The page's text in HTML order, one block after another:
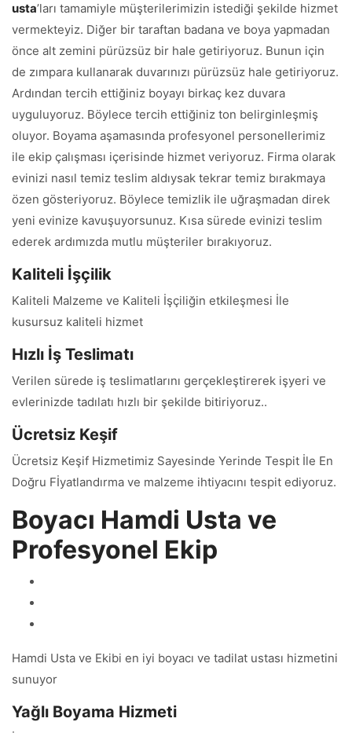
usta’ları tamamiyle müşterilerimizin istediği şekilde hizmet
vermekteyiz. Diğer bir taraftan badana ve boya yapmadan
önce alt zemini pürüzsüz bir hale getiriyoruz. Bunun için
de zımpara kullanarak duvarınızı pürüzsüz hale getiriyoruz.
Ardından tercih ettiğiniz boyayı birkaç kez duvara
uyguluyoruz. Böylece tercih ettiğiniz ton belirginleşmiş
oluyor. Boyama aşamasında profesyonel personellerimiz
ile ekip çalışması içerisinde hizmet veriyoruz. Firma olarak
evinizi nasıl temiz teslim aldıysak tekrar temiz bırakmaya
özen gösteriyoruz. Böylece temizlik ile uğraşmadan direk
yeni evinize kavuşuyorsunuz. Kısa sürede evinizi teslim
ederek ardımızda mutlu müşteriler bırakıyoruz.
Kaliteli İşçilik
Kaliteli Malzeme ve Kaliteli İşçiliğin etkileşmesi İle
kusursuz kaliteli hizmet
Hızlı İş Teslimatı
Verilen sürede iş teslimatlarını gerçekleştirerek işyeri ve
evlerinizde tadılatı hızlı bir şekilde bitiriyoruz..
Ücretsiz Keşif
Ücretsiz Keşif Hizmetimiz Sayesinde Yerinde Tespit İle En
Doğru Fİyatlandırma ve malzeme ihtiyacını tespit ediyoruz.
Boyacı Hamdi Usta ve
Profesyonel Ekip
Hamdi Usta ve Ekibi en iyi boyacı ve tadilat ustası hizmetini
sunuyor
Yağlı Boyama Hizmeti